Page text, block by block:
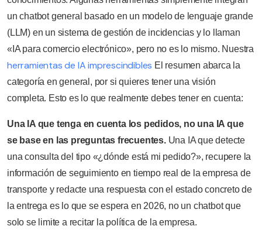
un chatbot general basado en un modelo de lenguaje grande
(LLM) en un sistema de gestión de incidencias y lo llaman
«IA para comercio electrónico», pero no es lo mismo. Nuestra
herramientas de IA imprescindibles El resumen abarca la
categoría en general, por si quieres tener una visión
completa. Esto es lo que realmente debes tener en cuenta:
Una IA que tenga en cuenta los pedidos, no una IA que
se base en las preguntas frecuentes. Una IA que detecte
una consulta del tipo «¿dónde está mi pedido?», recupere la
información de seguimiento en tiempo real de la empresa de
transporte y redacte una respuesta con el estado concreto de
la entrega es lo que se espera en 2026, no un chatbot que
solo se limite a recitar la política de la empresa.